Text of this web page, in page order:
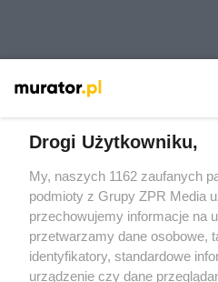
Przeczytaj też:
Drogi Użytkowniku,
My, naszych 1162 zaufanych
podmioty z Grupy ZPR Media
przechowujemy informacje na
przetwarzamy dane osobowe,
identyfikatory, standardowe
urządzenie czy dane